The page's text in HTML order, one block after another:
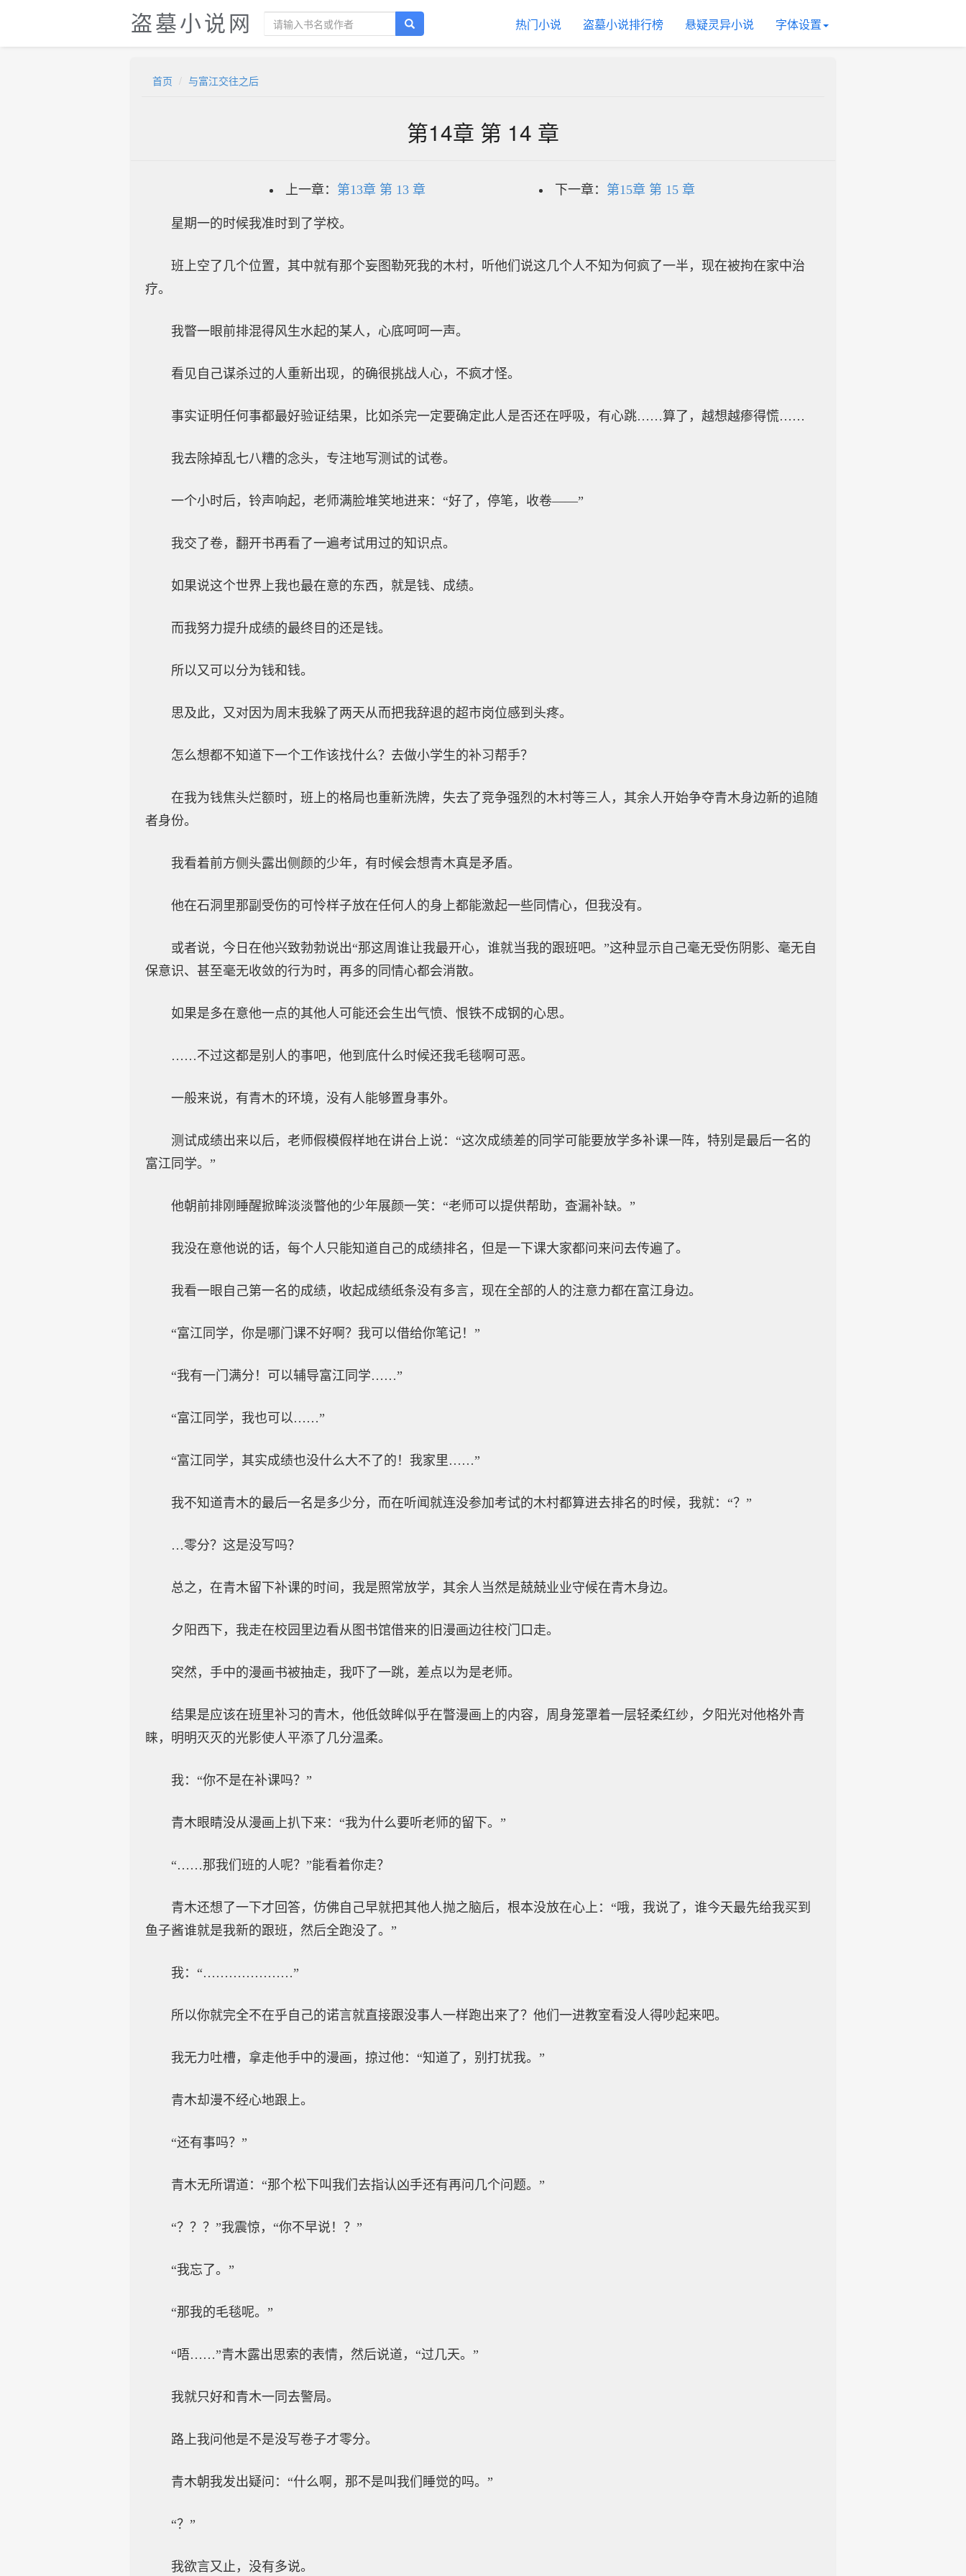
盗墓小说网 热门小说 盗墓小说排行榜 悬疑灵异小说 字体设置
首页 与富江交往之后
第14章 第 14 章
上一章： 第13章 第 13 章 下一章： 第15章 第 15 章
星期一的时候我准时到了学校。
班上空了几个位置，其中就有那个妄图勒死我的木村，听他们说这几个人不知为何疯了一半，现在被拘在家中治
疗。
我瞥一眼前排混得风生水起的某人，心底呵呵一声。
看见自己谋杀过的人重新出现，的确很挑战人心，不疯才怪。
事实证明任何事都最好验证结果，比如杀完一定要确定此人是否还在呼吸，有心跳……算了，越想越瘆得慌……
我去除掉乱七八糟的念头，专注地写测试的试卷。
一个小时后，铃声响起，老师满脸堆笑地进来：“好了，停笔，收卷——”
我交了卷，翻开书再看了一遍考试用过的知识点。
如果说这个世界上我也最在意的东西，就是钱、成绩。
而我努力提升成绩的最终目的还是钱。
所以又可以分为钱和钱。
思及此，又对因为周末我躲了两天从而把我辞退的超市岗位感到头疼。
怎么想都不知道下一个工作该找什么？去做小学生的补习帮手？
在我为钱焦头烂额时，班上的格局也重新洗牌，失去了竞争强烈的木村等三人，其余人开始争夺青木身边新的追随
者身份。
我看着前方侧头露出侧颜的少年，有时候会想青木真是矛盾。
他在石洞里那副受伤的可怜样子放在任何人的身上都能激起一些同情心，但我没有。
或者说，今日在他兴致勃勃说出“那这周谁让我最开心，谁就当我的跟班吧。”这种显示自己毫无受伤阴影、毫无自
保意识、甚至毫无收敛的行为时，再多的同情心都会消散。
如果是多在意他一点的其他人可能还会生出气愤、恨铁不成钢的心思。
……不过这都是别人的事吧，他到底什么时候还我毛毯啊可恶。
一般来说，有青木的环境，没有人能够置身事外。
测试成绩出来以后，老师假模假样地在讲台上说：“这次成绩差的同学可能要放学多补课一阵，特别是最后一名的
富江同学。”
他朝前排刚睡醒掀眸淡淡瞥他的少年展颜一笑：“老师可以提供帮助，查漏补缺。”
我没在意他说的话，每个人只能知道自己的成绩排名，但是一下课大家都问来问去传遍了。
我看一眼自己第一名的成绩，收起成绩纸条没有多言，现在全部的人的注意力都在富江身边。
“富江同学，你是哪门课不好啊？我可以借给你笔记！”
“我有一门满分！可以辅导富江同学……”
“富江同学，我也可以……”
“富江同学，其实成绩也没什么大不了的！我家里……”
我不知道青木的最后一名是多少分，而在听闻就连没参加考试的木村都算进去排名的时候，我就：“？”
…零分？这是没写吗？
总之，在青木留下补课的时间，我是照常放学，其余人当然是兢兢业业守候在青木身边。
夕阳西下，我走在校园里边看从图书馆借来的旧漫画边往校门口走。
突然，手中的漫画书被抽走，我吓了一跳，差点以为是老师。
结果是应该在班里补习的青木，他低敛眸似乎在瞥漫画上的内容，周身笼罩着一层轻柔红纱，夕阳光对他格外青
睐，明明灭灭的光影使人平添了几分温柔。
我：“你不是在补课吗？”
青木眼睛没从漫画上扒下来：“我为什么要听老师的留下。”
“……那我们班的人呢？”能看着你走？
青木还想了一下才回答，仿佛自己早就把其他人抛之脑后，根本没放在心上：“哦，我说了，谁今天最先给我买到
鱼子酱谁就是我新的跟班，然后全跑没了。”
我：“…………………”
所以你就完全不在乎自己的诺言就直接跟没事人一样跑出来了？他们一进教室看没人得吵起来吧。
我无力吐槽，拿走他手中的漫画，掠过他：“知道了，别打扰我。”
青木却漫不经心地跟上。
“还有事吗？”
青木无所谓道：“那个松下叫我们去指认凶手还有再问几个问题。”
“？？？”我震惊，“你不早说！？”
“我忘了。”
“那我的毛毯呢。”
“唔……”青木露出思索的表情，然后说道，“过几天。”
我就只好和青木一同去警局。
路上我问他是不是没写卷子才零分。
青木朝我发出疑问：“什么啊，那不是叫我们睡觉的吗。”
“？”
我欲言又止，没有多说。